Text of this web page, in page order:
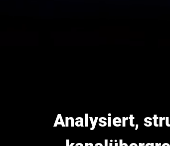
Analysiert,